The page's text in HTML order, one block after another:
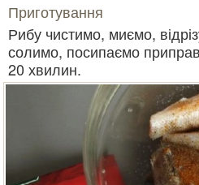
Приготування
Рибу чистимо, миємо,
солимо, посипаємо
20 хвилин.